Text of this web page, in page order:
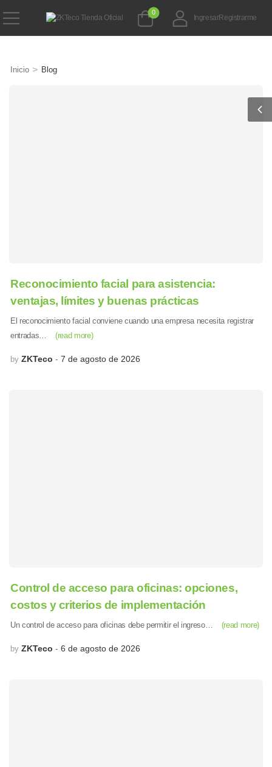
0
IngresarRegistrarme
Inicio > Blog
Reconocimiento facial para asistencia:
ventajas, límites y buenas prácticas
El reconocimiento facial conviene cuando una empresa necesita registrar
entradas…
(read more)
by ZKTeco 7 de agosto de 2026
Control de acceso para oficinas: opciones,
costos y criterios de implementación
Un control de acceso para oficinas debe permitir el ingreso… (read more)
by ZKTeco 6 de agosto de 2026